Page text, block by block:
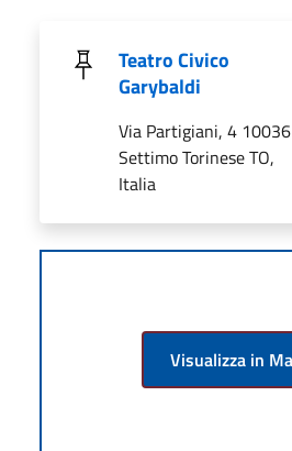
Teatro Civico
Garybaldi
Via Partigiani, 4 10036
Settimo Torinese TO,
Italia
Visualizza in